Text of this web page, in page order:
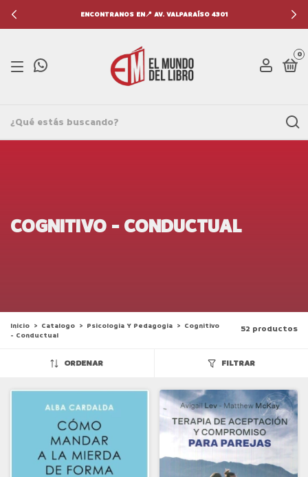
ENCONTRANOS EN📍 AV. VALPARAÍSO 4301
0
COGNITIVO - CONDUCTUAL
Inicio > Catalogo > Psicologia Y Pedagogia > Cognitivo
- Conductual
52 productos
ORDENAR FILTRAR